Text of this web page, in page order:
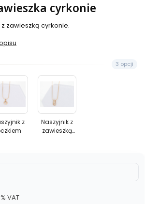
cyrkonie
zawieszką cyrkonie.
3 opcji
Naszyjnik
z
oczkiem
z
Naszyjnik
z
zawieszką
prostokąt
Naszyjnik z
zawieszką
VAT